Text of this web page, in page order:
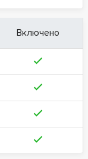
Включено